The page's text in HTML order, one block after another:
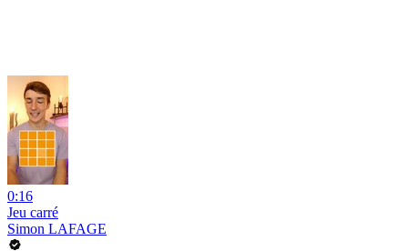
0:16
Jeu carré
Simon LAFAGE